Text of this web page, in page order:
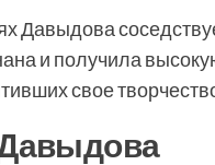
Давыдова
и получила
свое